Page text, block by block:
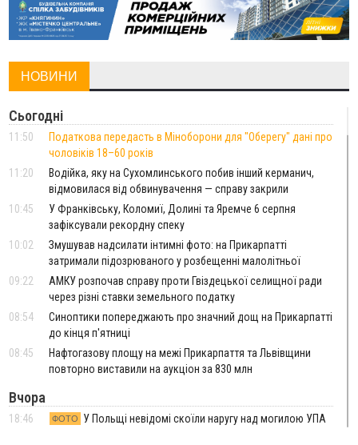
НОВИНИ
Сьогодні
11:50
Податкова передасть в Міноборони для "Оберегу" дані про
чоловіків 18–60 років
11:20
Водійка, яку на Сухомлинського побив інший керманич,
відмовилася від обвинувачення — справу закрили
10:45
У Франківську, Коломиї, Долині та Яремче 6 серпня
зафіксували рекордну спеку
10:02
Змушував надсилати інтимні фото: на Прикарпатті
затримали підозрюваного у розбещенні малолітньої
09:22
АМКУ розпочав справу проти Гвіздецької селищної ради
через різні ставки земельного податку
08:54
Синоптики попереджають про значний дощ на Прикарпатті
до кінця п'ятниці
08:45
Нафтогазову площу на межі Прикарпаття та Львівщини
повторно виставили на аукціон за 830 млн
Вчора
18:46 ФОТО
У Польщі невідомі скоїли наругу над могилою УПА